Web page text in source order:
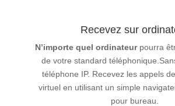
Recevez sur
N’importe quel ordinateurpourra
de votre standard
téléphone IP. Recevez les appels
virtuel en utilisant un simple
pour bureau.